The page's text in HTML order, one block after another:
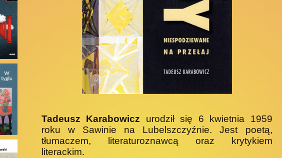
Tadeusz Karabowicz urodził się 6 kwietnia 1959
roku w Sawinie na Lubelszczyźnie. Jest poetą,
tłumaczem, literaturoznawcą oraz krytykiem
literackim.